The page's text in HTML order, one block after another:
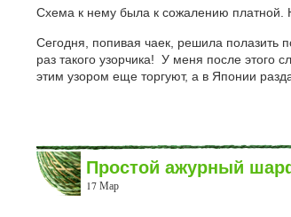
Схема к нему была к сожалению платной.
Сегодня, попивая чаек, решила полазить
раз такого узорчика! У меня после этого
этим узором еще торгуют, а в Японии
Простой ажурный
17 Мар